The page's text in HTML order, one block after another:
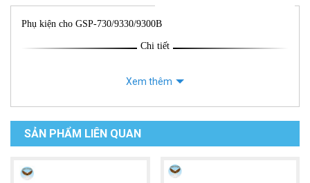
Phụ kiện cho GSP-730/9330/9300B
Chi tiết
Xem thêm
SẢN PHẨM LIÊN QUAN